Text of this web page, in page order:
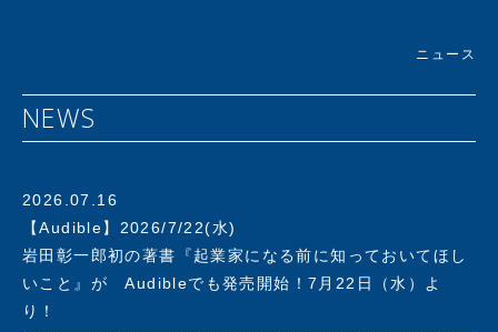
てアスクルを指揮し、年商4000億を誇るオフィス用品No.
1デリバリーサービスへと発展させる。
超えたｅコマースサービスまでその事業領域を拡大する。
2019年アスクル社長を退任。同年、株式会社フォース・マ
ーケティングアンドマネージメントを設立。志の高いベン
チャー企業の支援と大企業のイノベーション強化をその使
命とし、これまで培ってきたマーケッター、経営者として
ニュース
NEWS
2026.07.16
【Audible】2026/7/22(水)
岩田彰一郎初の著書『起業家になる前に知っておいてほし
いこと』が Audibleでも発売開始！7月22日（水）よ
り！